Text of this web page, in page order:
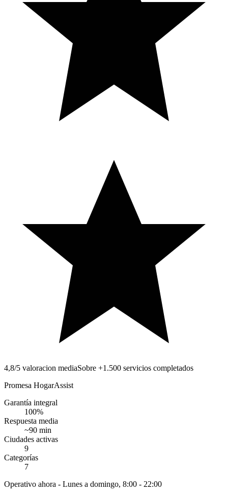
4,8/5 valoracion mediaSobre +1.500 servicios completados
Promesa HogarAssist
Garantía integral
100%
Respuesta media
~90 min
Ciudades activas
9
Categorías
7
Operativo ahora - Lunes a domingo, 8:00 - 22:00